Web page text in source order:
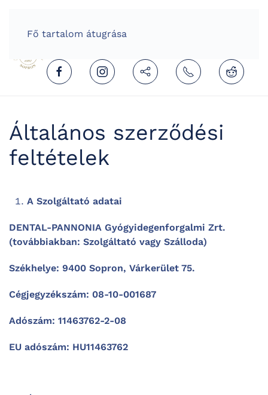
Fő tartalom átugrása
Általános szerződési
feltételek
A Szolgáltató adatai
DENTAL-PANNONIA Gyógyidegenforgalmi Zrt.
(továbbiakban: Szolgáltató vagy Szálloda)
Székhelye: 9400 Sopron, Várkerület 75.
Cégjegyzékszám: 08-10-001687
Adószám: 11463762-2-08
EU adószám: HU11463762